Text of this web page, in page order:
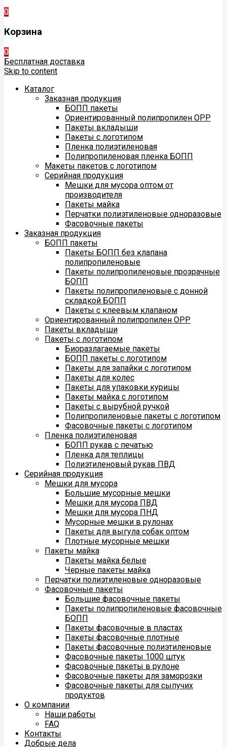
0
Корзина
0
Бесплатная доставка
Skip to content
Каталог
Заказная продукция
БОПП пакеты
Ориентированный полипропилен ОРР
Пакеты вкладыши
Пакеты с логотипом
Пленка полиэтиленовая
Полипропиленовая пленка БОПП
Макеты пакетов с логотипом
Серийная продукция
Мешки для мусора оптом от
производителя
Пакеты майка
Перчатки полиэтиленовые одноразовые
Фасовочные пакеты
Заказная продукция
БОПП пакеты
Пакеты БОПП без клапана
полипропиленовые
Пакеты полипропиленовые прозрачные
БОПП
Пакеты полипропиленовые с донной
складкой БОПП
Пакеты с клеевым клапаном
Ориентированный полипропилен ОРР
Пакеты вкладыши
Пакеты с логотипом
Биоразлагаемые пакеты
БОПП пакеты с логотипом
Пакеты для запайки с логотипом
Пакеты для колес
Пакеты для упаковки курицы
Пакеты майка с логотипом
Пакеты с вырубной ручкой
Полипропиленовые пакеты с логотипом
Фасовочные пакеты с логотипом
Пленка полиэтиленовая
БОПП рукав с печатью
Пленка для теплицы
Полиэтиленовый рукав ПВД
Серийная продукция
Мешки для мусора
Большие мусорные мешки
Мешки для мусора ПВД
Мешки для мусора ПНД
Мусорные мешки в рулонах
Пакеты для выгула собак оптом
Плотные мусорные мешки
Пакеты майка
Пакеты майка белые
Черные пакеты майка
Перчатки полиэтиленовые одноразовые
Фасовочные пакеты
Большие фасовочные пакеты
Пакеты полипропиленовые фасовочные
БОПП
Пакеты фасовочные в пластах
Пакеты фасовочные плотные
Пакеты фасовочные полиэтиленовые
Фасовочные пакеты 1000 штук
Фасовочные пакеты в рулоне
Фасовочные пакеты для заморозки
Фасовочные пакеты для сыпучих
продуктов
О компании
Наши работы
FAQ
Контакты
Добрые дела